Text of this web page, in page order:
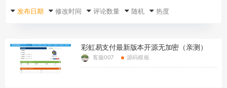
发布日期 修改时间 评论数量 随机 热度
彩虹易支付最新版本开源无加密（亲测）
客服007 源码模板